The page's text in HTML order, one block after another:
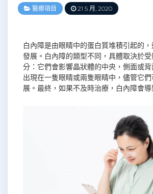
醫療項目 21 5 月, 2020
白內障是由眼睛中的蛋白質堆積引起的
發展。白內障的類型不同，具體取決於
分：它們會影響晶狀體的中央，側面或
出現在一隻眼睛或兩隻眼睛中，儘管它
展。最終，如果不及時治療，白內障會導